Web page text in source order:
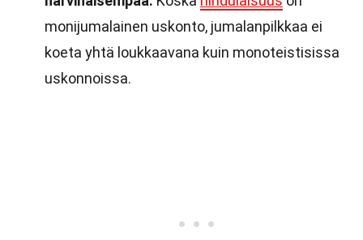
monijumalainen uskonto, jumalanpilkkaa ei
koeta yhtä loukkaavana kuin monoteistisissa
uskonnoissa.